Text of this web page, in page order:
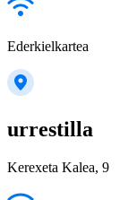
Ederkielkartea
urrestilla
Kerexeta Kalea, 9